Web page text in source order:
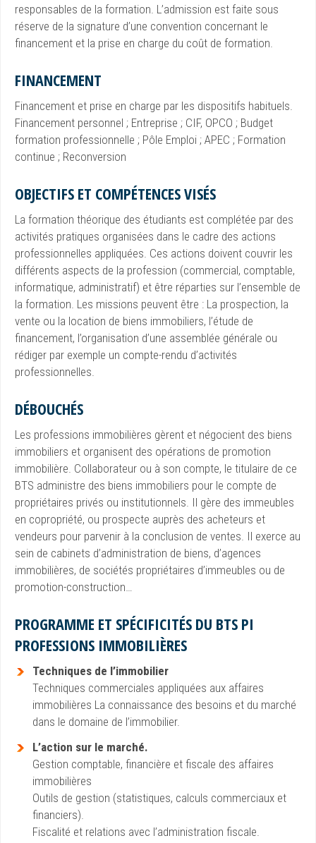
responsables de la formation. L’admission est faite sous
réserve de la signature d’une convention concernant le
financement et la prise en charge du coût de formation.
FINANCEMENT
Financement et prise en charge par les dispositifs habituels.
Financement personnel ; Entreprise ; CIF, OPCO ; Budget
formation professionnelle ; Pôle Emploi ; APEC ; Formation
continue ; Reconversion
OBJECTIFS ET COMPÉTENCES VISÉS
La formation théorique des étudiants est complétée par des
activités pratiques organisées dans le cadre des actions
professionnelles appliquées. Ces actions doivent couvrir les
différents aspects de la profession (commercial, comptable,
informatique, administratif) et être réparties sur l’ensemble de
la formation. Les missions peuvent être : La prospection, la
vente ou la location de biens immobiliers, l’étude de
financement, l’organisation d’une assemblée générale ou
rédiger par exemple un compte-rendu d’activités
professionnelles.
DÉBOUCHÉS
Les professions immobilières gèrent et négocient des biens
immobiliers et organisent des opérations de promotion
immobilière. Collaborateur ou à son compte, le titulaire de ce
BTS administre des biens immobiliers pour le compte de
propriétaires privés ou institutionnels. Il gère des immeubles
en copropriété, ou prospecte auprès des acheteurs et
vendeurs pour parvenir à la conclusion de ventes. Il exerce au
sein de cabinets d’administration de biens, d’agences
immobilières, de sociétés propriétaires d’immeubles ou de
promotion-construction…
PROGRAMME ET SPÉCIFICITÉS DU BTS PI
PROFESSIONS IMMOBILIÈRES
Techniques de l’immobilier
Techniques commerciales appliquées aux affaires
immobilières La connaissance des besoins et du marché
dans le domaine de l’immobilier.
L’action sur le marché.
Gestion comptable, financière et fiscale des affaires
immobilières
Outils de gestion (statistiques, calculs commerciaux et
financiers).
Fiscalité et relations avec l’administration fiscale.